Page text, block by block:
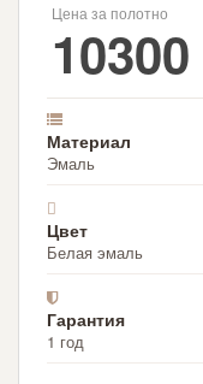
Цена за полотно
Материал
Эмаль
Цвет
Белая эмаль
Гарантия
1 год